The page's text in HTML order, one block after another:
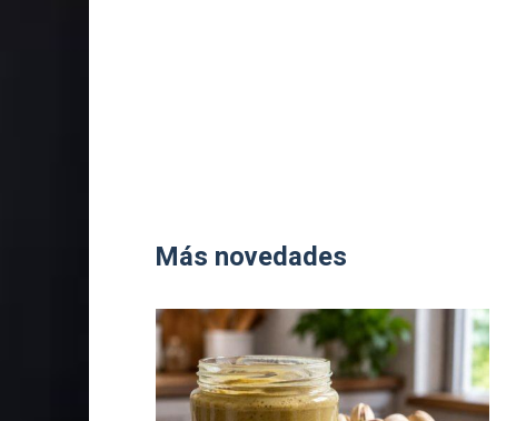
Más novedades